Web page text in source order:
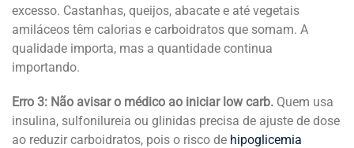
excesso. Castanhas, queijos, abacate e até vegetais
amiláceos têm calorias e carboidratos que somam. A
qualidade importa, mas a quantidade continua
importando.
Erro 3: Não avisar o médico ao iniciar low carb. Quem usa
insulina, sulfonilureia ou glinidas precisa de ajuste de dose
ao reduzir carboidratos, pois o risco de hipoglicemia